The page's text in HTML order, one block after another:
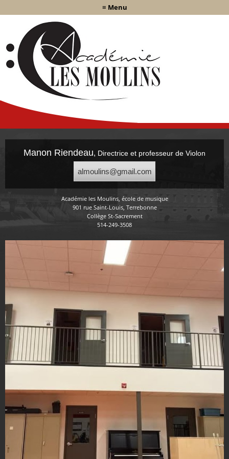
≡ Menu
Vous êtes ici
Manon Riendeau, Directrice et professeur de Violon
almoulins@gmail.com
Académie les Moulins, école de musique
901 rue Saint-Louis, Terrebonne
Collège St-Sacrement
514-249-3508